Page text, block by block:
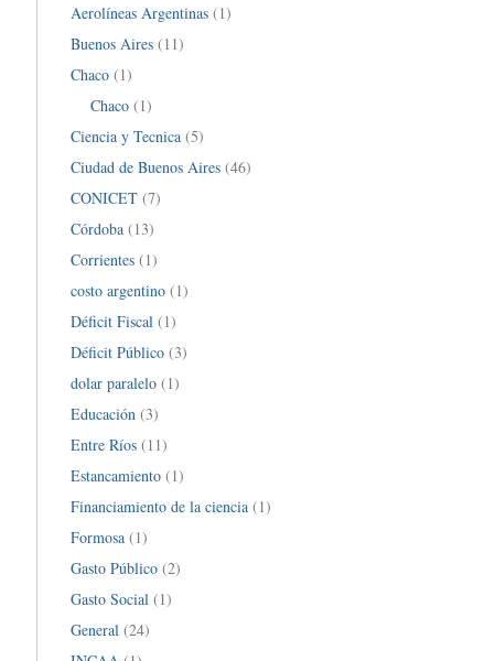
Aerolíneas Argentinas(1)
Buenos Aires(11)
Chaco(1)
Chaco(1)
Ciencia y Tecnica(5)
Ciudad de Buenos Aires(46)
CONICET(7)
Córdoba(13)
Corrientes(1)
costo argentino(1)
Déficit Fiscal(1)
Déficit Público(3)
dolar paralelo(1)
Educación(3)
Entre Ríos(11)
Estancamiento(1)
Financiamiento de la ciencia(1)
Formosa(1)
Gasto Público(2)
Gasto Social(1)
General(24)